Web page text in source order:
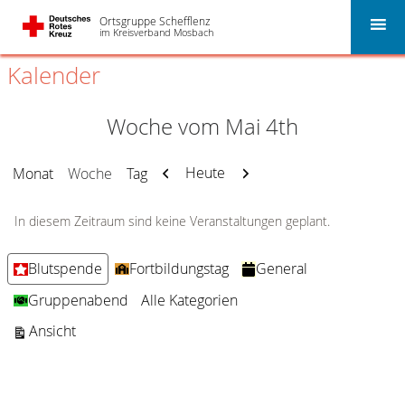
Ortsgruppe Schefflenz
im Kreisverband Mosbach
Kalender
Woche vom Mai 4th
Monat Woche Tag Zurück
Heute Weiter
In diesem Zeitraum sind keine Veranstaltungen geplant.
Kategorien
Blutspende Fortbildungstag
General
Gruppenabend
Alle Kategorien
Ansichtausdrucken